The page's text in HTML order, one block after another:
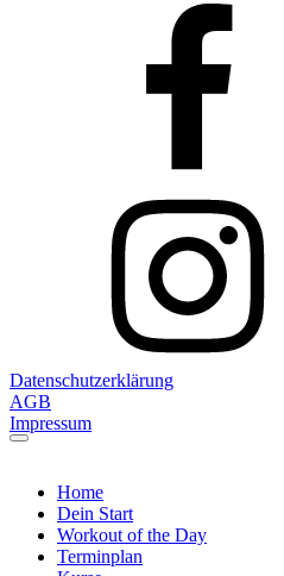
Datenschutzerklärung
AGB
Impressum
Home
Dein Start
Workout of the Day
Terminplan